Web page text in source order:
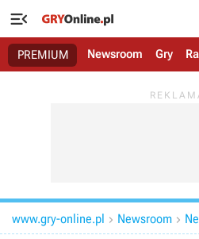

PREMIUM Newsroom Gry
www.gry-online.pl  Newsroom 